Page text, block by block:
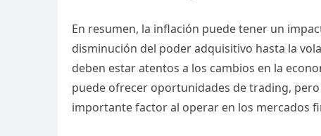
En resumen, la inflación puede tener un
disminución del poder adquisitivo hasta la
deben estar atentos a los cambios en la
puede ofrecer oportunidades de trading,
importante factor al operar en los mercados